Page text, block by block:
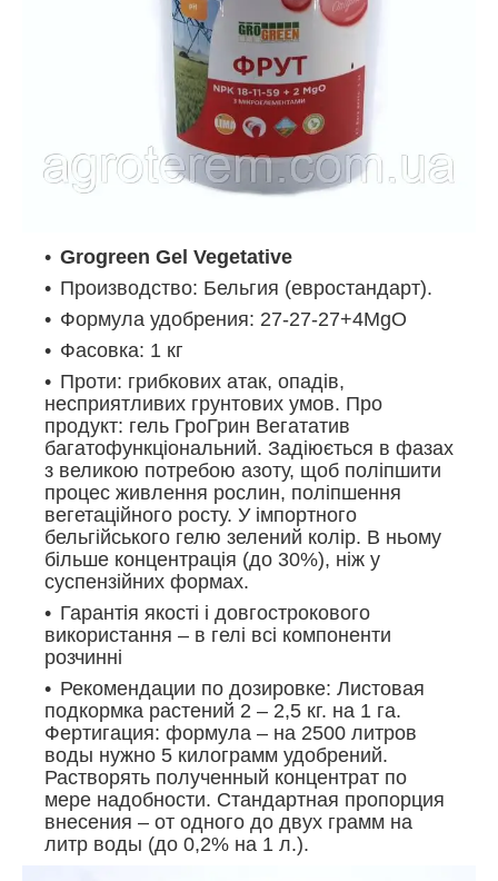
Grogreen Gel Vegetative
Производство: Бельгия (евростандарт).
Формула удобрения: 27-27-27+4MgO
Фасовка: 1 кг
Проти: грибкових атак, опадів,
несприятливих грунтових умов. Про
продукт: гель ГроГрин Вегататив
багатофункціональний. Задіюється в фазах
з великою потребою азоту, щоб поліпшити
процес живлення рослин, поліпшення
вегетаційного росту. У імпортного
бельгійського гелю зелений колір. В ньому
більше концентрація (до 30%), ніж у
суспензійних формах.
Гарантія якості і довгострокового
використання – в гелі всі компоненти
розчинні
Рекомендации по дозировке: Листовая
подкормка растений 2 – 2,5 кг. на 1 га.
Фертигация: формула – на 2500 литров
воды нужно 5 килограмм удобрений.
Растворять полученный концентрат по
мере надобности. Стандартная пропорция
внесения – от одного до двух грамм на
литр воды (до 0,2% на 1 л.).